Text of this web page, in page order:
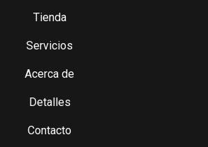
Tienda
Servicios
Acerca de
Detalles
Contacto